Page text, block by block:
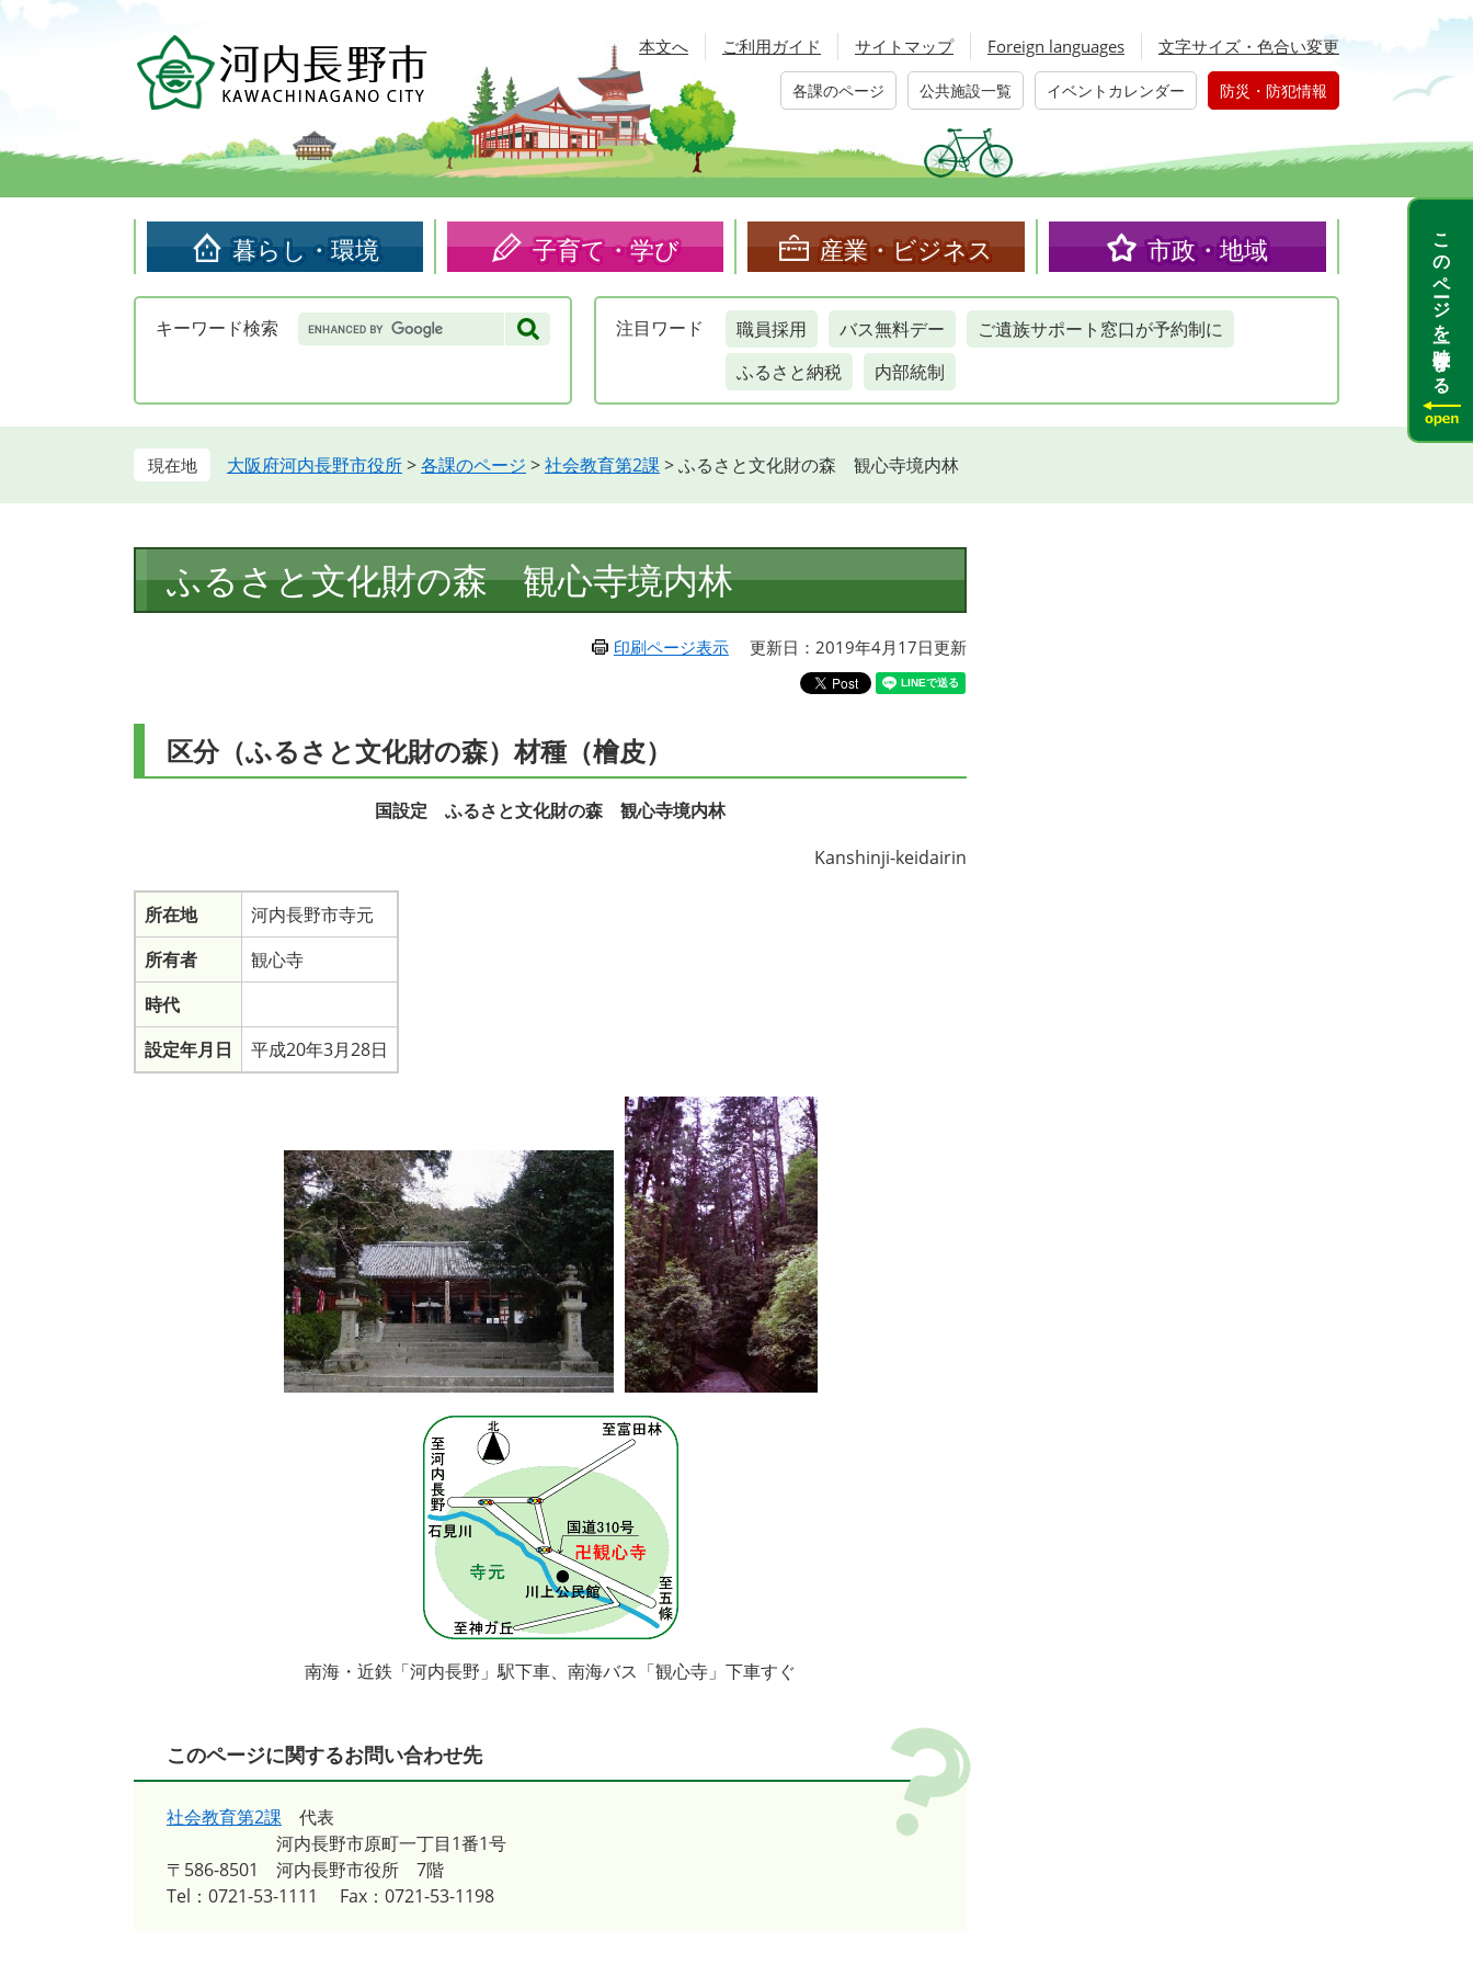
頭
す。
飛
し
本文へ ご利用ガイド サイトマップ Foreign languages 文字サイズ・色合い変更
各課のページ 公共施設一覧 イベントカレンダー 防災・防犯情報
暮らし・環境 子育て・学び 産業・ビジネス 市政・地域
キーワード検索 Google
カ
検
注目 ワード 職員採用 バス無料デー
ご遺族サポート窓口が予約制に
ふるさと納税
内部統制
大阪府河内長野市役所>各課のページ >社会教育第2課 >ふるさと文化財の森 観心寺境内林
文
ふるさと文化財の森 観心寺境内林
印刷ページ表示 更新日：2019年4月17日更新
区分（ふるさと文化財の森）材種（檜皮）
国設定 ふるさと文化財の森 観心寺境内林
Kanshinji-keidairin
所在地
河内長野市寺元
所有者
観心寺
時代
設定年月日
平成20年3月28日
南海・近鉄「河内長野」駅下車、南海バス「観心寺」下車すぐ
このページに関するお問い合わせ先
社会教育第2課 代表
〒586-8501
河内長野市原町一丁目1番1号
河内長野市役所 7階
Tel：0721-53-1111
Fax：0721-53-1198
このページを一時保存する